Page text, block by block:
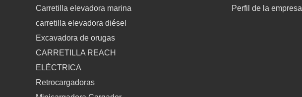
Carretilla elevadora marina
carretilla elevadora diésel
Excavadora de orugas
CARRETILLA REACH
ELÉCTRICA
Retrocargadoras
Perfil de la empresa